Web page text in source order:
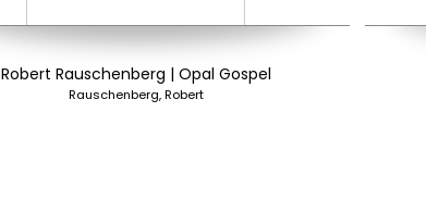
Robert Rauschenberg | Opal Gospel
Rauschenberg, Robert